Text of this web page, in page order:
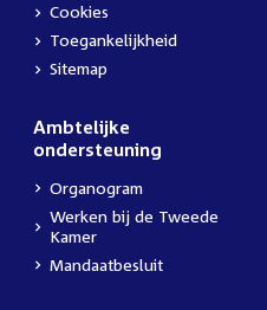
Cookies
Toegankelijkheid
Sitemap
Ambtelijke
ondersteuning
Organogram
Werken bij de Tweede
Kamer
Mandaatbesluit